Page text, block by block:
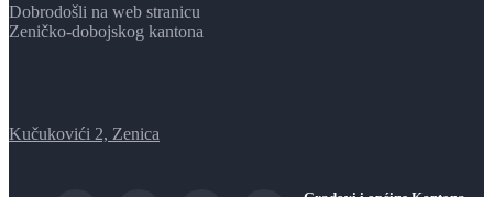
Dobrodošli na web stranicu
Zeničko-dobojskog kantona
Kučukovići 2, Zenica